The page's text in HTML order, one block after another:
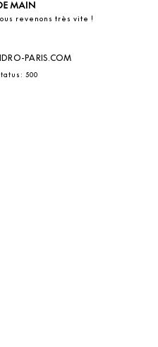
revenons très vite !
PARIS.COM
500